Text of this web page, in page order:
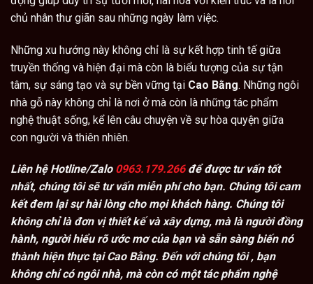
chủ nhân thư giãn sau những ngày làm việc.
Những xu hướng này không chỉ là sự kết hợp tinh tế giữa
truyền thống và hiện đại mà còn là biểu tượng của sự tận
tâm, sự sáng tạo và sự bền vững tại Cao Bằng. Những ngôi
nhà gỗ này không chỉ là nơi ở mà còn là những tác phẩm
nghệ thuật sống, kể lên câu chuyện về sự hòa quyện giữa
con người và thiên nhiên.
Liên hệ Hotline/Zalo 0963.179.266để được tư vấn tốt
nhất, chúng tôi sẽ tư vấn miễn phí cho bạn. Chúng tôi cam
kết đem lại sự hài lòng cho mọi khách hàng. Chúng tôi
không chỉ là đơn vị thiết kế và xây dựng, mà là người đồng
hành, người hiểu rõ ước mơ của bạn và sẵn sàng biến nó
thành hiện thực tại Cao Bằng. Đến với chúng tôi , bạn
không chỉ có ngôi nhà, mà còn có một tác phẩm nghệ